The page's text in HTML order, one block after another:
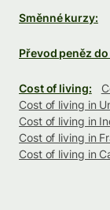
Směnné kurzy:
Převod peněz
Cost of living:
Cost of living in
Cost of living in
Cost of living in
Cost of living in